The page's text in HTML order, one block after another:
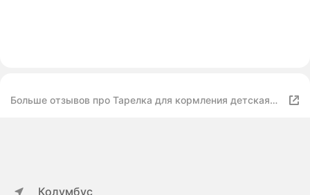
Больше отзывов про Тарелка для кормления детская
Колумбус